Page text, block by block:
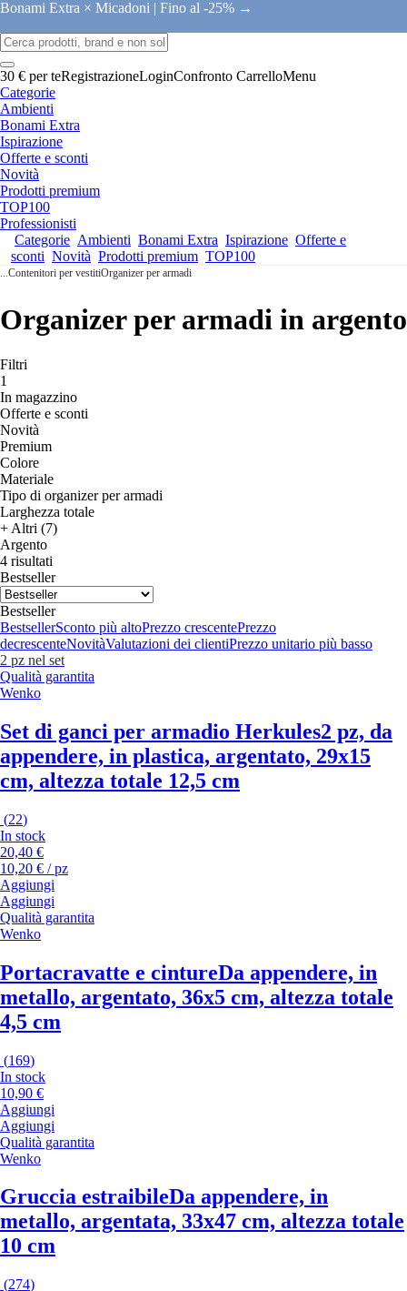
Bonami Extra × Micadoni | Fino al -25% →
30 € per teRegistrazioneLoginConfronto CarrelloMenu
Categorie
Ambienti
Bonami Extra
Ispirazione
Offerte e sconti
Novità
Prodotti premium
TOP100
Professionisti
Categorie Ambienti Bonami Extra Ispirazione Offerte e
sconti Novità Prodotti premium TOP100
...Contenitori per vestitiOrganizer per armadi
Organizer per armadi in argento
Filtri
1
In magazzino
Offerte e sconti
Novità
Premium
Colore
Materiale
Tipo di organizer per armadi
Larghezza totale
+ Altri (7)
Argento
4 risultati
Bestseller
Bestseller
BestsellerSconto più altoPrezzo crescentePrezzo
decrescenteNovitàValutazioni dei clientiPrezzo unitario più basso
2 pz nel set
Qualità garantita
Wenko
Set di ganci per armadio Herkules2 pz, da
appendere, in plastica, argentato, 29x15
cm, altezza totale 12,5 cm
(22)
In stock
20,40 €
10,20 € / pz
Aggiungi
Aggiungi
Qualità garantita
Wenko
Portacravatte e cintureDa appendere, in
metallo, argentato, 36x5 cm, altezza totale
4,5 cm
(169)
In stock
10,90 €
Aggiungi
Aggiungi
Qualità garantita
Wenko
Gruccia estraibileDa appendere, in
metallo, argentata, 33x47 cm, altezza totale
10 cm
(274)